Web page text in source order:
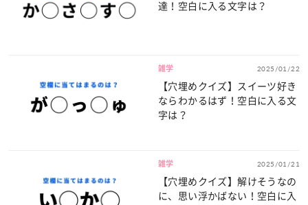
達！空白に入る文字は？
雑学 2025/01/22
【穴埋めクイズ】スイーツ好き
ならわかるはず！空白に入る文
字は？
雑学 2025/01/21
【穴埋めクイズ】解けそうなの
に、思い浮かばない！空白に入